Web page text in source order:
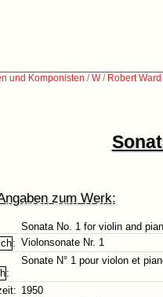
und Komponisten /W/ Robert
zum Werk:
Sonata No. 1 for violin and
: Violonsonate Nr. 1
:
Sonate N° 1 pour violon et
1950